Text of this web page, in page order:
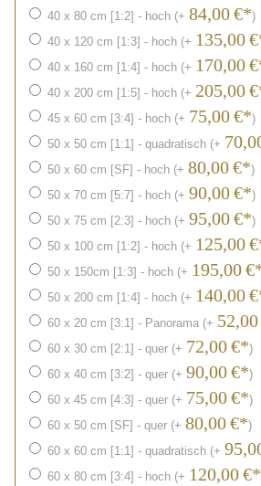
40 x 80 cm [1:2] - hoch (+ 84,00€*)
40 x 120 cm [1:3] - hoch (+ 135,00
40 x 160 cm [1:4] - hoch (+ 170,00
40 x 200 cm [1:5] - hoch (+ 205,00
45 x 60 cm [3:4] - hoch (+ 75,00€*)
50 x 50 cm [1:1] - quadratisch (+
50 x 60 cm [SF] - hoch (+ 80,00€*)
50 x 70 cm [5:7] - hoch (+ 90,00€*)
50 x 75 cm [2:3] - hoch (+ 95,00€*)
50 x 100 cm [1:2] - hoch (+ 125,00
50 x 150cm [1:3] - hoch (+ 195,00
50 x 200 cm [1:4] - hoch (+ 140,00
60 x 20 cm [3:1] - Panorama (+ 52,00
60 x 30 cm [2:1] - quer (+ 72,00€*)
60 x 40 cm [3:2] - quer (+ 90,00€*)
60 x 45 cm [4:3] - quer (+ 75,00€*)
60 x 50 cm [SF] - quer (+ 80,00€*)
60 x 60 cm [1:1] - quadratisch (+
60 x 80 cm [3:4] - hoch (+ 120,00€*